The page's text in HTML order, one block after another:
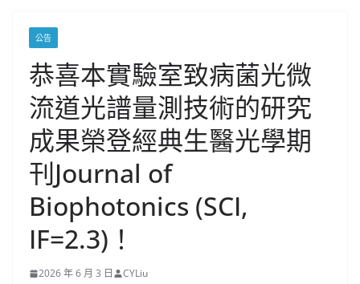
公告
恭喜本實驗室致病菌光微
流道光譜量測技術的研究
成果榮登經典生醫光學期
刊Journal of
Biophotonics (SCI,
IF=2.3)！
2026 年 6 月 3 日 CYLiu